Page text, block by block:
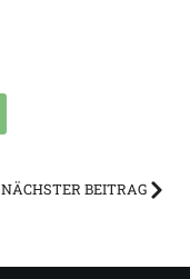
NÄCHSTER BEITRAG